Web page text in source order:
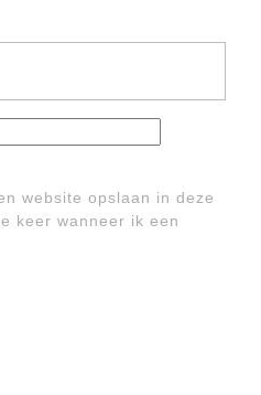
website opslaan in deze
keer wanneer ik een